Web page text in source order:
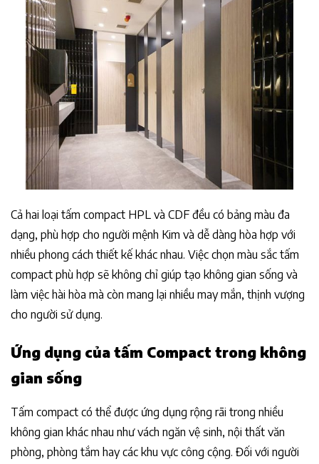
Cả hai loại tấm compact HPL và CDF đều có bảng màu đa
dạng, phù hợp cho người mệnh Kim và dễ dàng hòa hợp với
nhiều phong cách thiết kế khác nhau. Việc chọn màu sắc tấm
compact phù hợp sẽ không chỉ giúp tạo không gian sống và
làm việc hài hòa mà còn mang lại nhiều may mắn, thịnh vượng
cho người sử dụng.
Ứng dụng của tấm Compact trong không
gian sống
Tấm compact có thể được ứng dụng rộng rãi trong nhiều
không gian khác nhau như vách ngăn vệ sinh, nội thất văn
phòng, phòng tắm hay các khu vực công cộng. Đối với người